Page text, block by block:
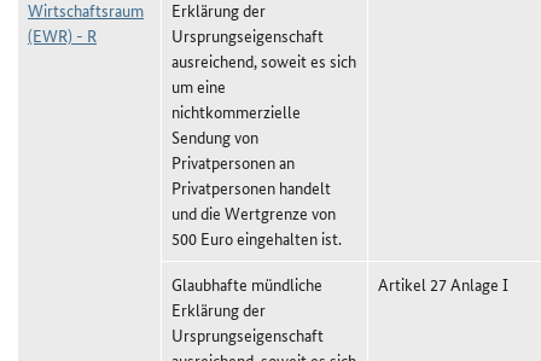
Wirtschaftsraum
(EWR) - R
Erklärung der
Ursprungseigenschaft
ausreichend, soweit es sich
um eine
nichtkommerzielle
Sendung von
Privatpersonen an
Privatpersonen handelt
und die Wertgrenze von
500 Euro eingehalten ist.
Glaubhafte mündliche
Erklärung der
Ursprungseigenschaft
Artikel 27 Anlage I